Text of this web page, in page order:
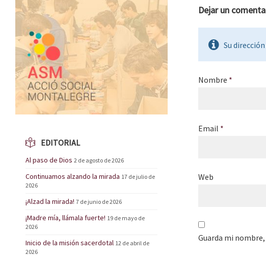
Dejar un
Su
Nombre *
Email *
Web
Guarda mi
EDITORIAL
Al paso de Dios 2 de agosto de 2026
Continuamos alzando la mirada 17 de julio de
2026
¡Alzad la mirada! 7 de junio de 2026
¡Madre mía, llámala fuerte! 19 de mayo de
2026
Inicio de la misión sacerdotal 12 de abril de
2026